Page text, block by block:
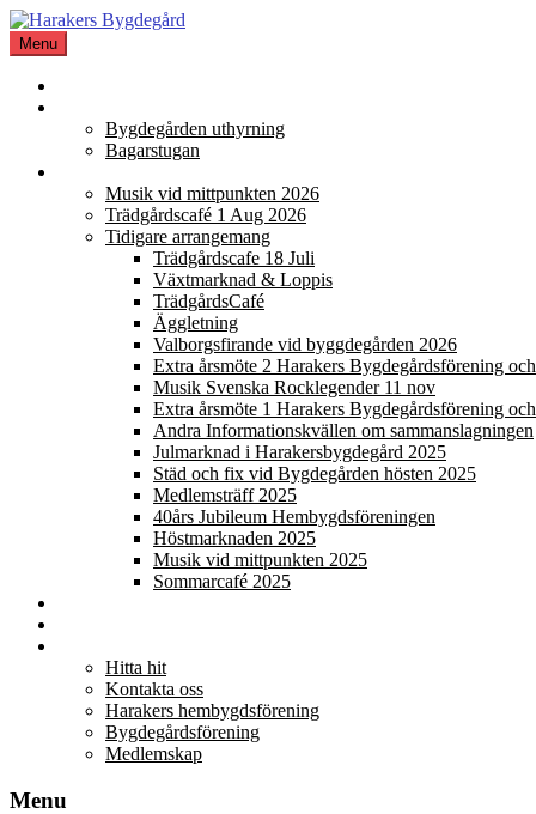
Skip
to
content
Menu
Bygdegården uthyrning
Bagarstugan
Musik vid mittpunkten 2026
Trädgårdscafé 1 Aug 2026
Tidigare arrangemang
Trädgårdscafe 18 Juli
Växtmarknad & Loppis
TrädgårdsCafé
Äggletning
Valborgsfirande vid byggdegården 2026
Extra årsmöte 2 Harakers Bygdegårdsförening
Musik Svenska Rocklegender 11 nov
Extra årsmöte 1 Harakers Bygdegårdsförening
Andra Informationskvällen om sammanslagningen
Julmarknad i Harakersbygdegård 2025
Städ och fix vid Bygdegården hösten 2025
Medlemsträff 2025
40års Jubileum Hembygdsföreningen
Höstmarknaden 2025
Musik vid mittpunkten 2025
Sommarcafé 2025
Hitta hit
Kontakta oss
Harakers hembygdsförening
Bygdegårdsförening
Medlemskap
Menu